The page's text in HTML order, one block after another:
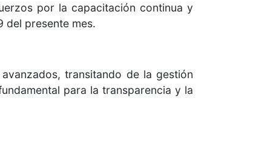
por la capacitación continua y
del presente mes.
transitando de la gestión
para la transparencia y la